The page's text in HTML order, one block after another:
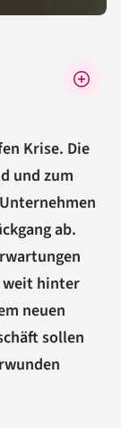
Krise. Die
und zum
ab.
weit hinter
neuen
sollen